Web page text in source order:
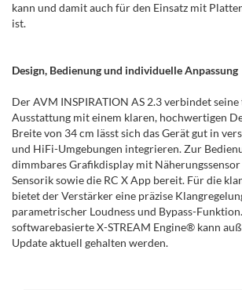
kann und damit auch für den Einsatz mit
ist.
Design, Bedienung und individuelle Anpassung
Der AVM INSPIRATION AS 2.3 verbindet
Ausstattung mit einem klaren, hochwertigen
Breite von 34 cm lässt sich das Gerät gut in
und HiFi-Umgebungen integrieren. Zur
dimmbares Grafikdisplay mit
Sensorik sowie die RC X App bereit. Für die
bietet der Verstärker eine präzise
parametrischer Loudness und Bypass-
softwarebasierte X-STREAM Engine® kann
Update aktuell gehalten werden.